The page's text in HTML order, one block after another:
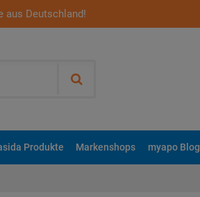
aus Deutschland!
Produkte Markenshops myapo Blog